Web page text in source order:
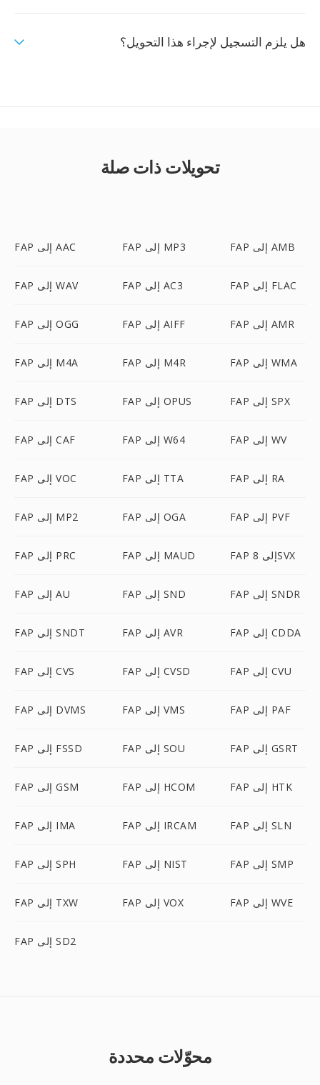
هل يلزم التسجيل لإجراء هذا التحويل؟
تحويلات ذات صلة
FAP إلى AAC FAP إلى MP3 FAP إلى AMB
FAP إلى WAV FAP إلى AC3 FAP إلى FLAC
FAP إلى OGG FAP إلى AIFF FAP إلى AMR
FAP إلى M4A FAP إلى M4R FAP إلى WMA
FAP إلى DTS FAP إلى OPUS FAP إلى SPX
FAP إلى CAF FAP إلى W64 FAP إلى WV
FAP إلى VOC FAP إلى TTA FAP إلى RA
FAP إلى MP2 FAP إلى OGA FAP إلى PVF
FAP إلى PRC FAP إلى MAUD FAP إلى 8SVX
FAP إلى AU FAP إلى SND FAP إلى SNDR
FAP إلى SNDT FAP إلى AVR FAP إلى CDDA
FAP إلى CVS FAP إلى CVSD FAP إلى CVU
FAP إلى DVMS FAP إلى VMS FAP إلى PAF
FAP إلى FSSD FAP إلى SOU FAP إلى GSRT
FAP إلى GSM FAP إلى HCOM FAP إلى HTK
FAP إلى IMA FAP إلى IRCAM FAP إلى SLN
FAP إلى SPH FAP إلى NIST FAP إلى SMP
FAP إلى TXW FAP إلى VOX FAP إلى WVE
FAP إلى SD2
محوّلات محددة